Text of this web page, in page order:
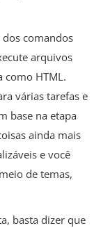
comandos
arquivos
como HTML.
várias tarefas e
base na etapa
ainda mais
​​e você
de temas,
basta dizer que